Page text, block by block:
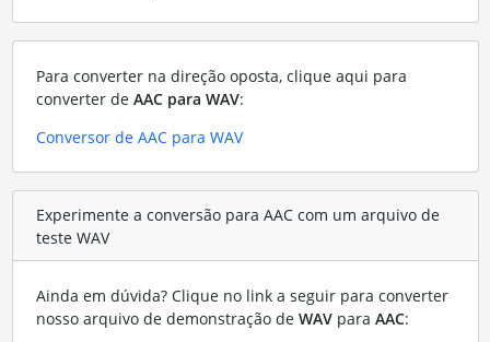
Para converter na direção oposta, clique aqui para
converter de AAC para WAV:
Conversor de AAC para WAV
Experimente a conversão para AAC com um arquivo de
teste WAV
Ainda em dúvida? Clique no link a seguir para converter
nosso arquivo de demonstração de WAVpara AAC: